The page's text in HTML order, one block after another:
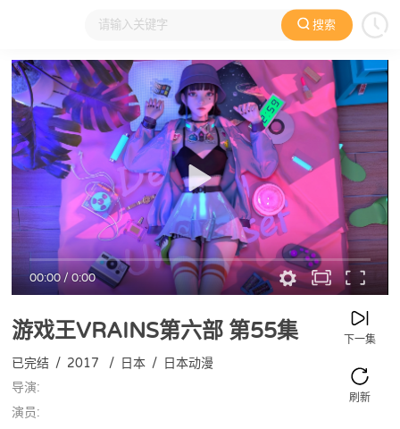
搜索
大家在看 日本动漫 国产动漫 欧美动漫 动漫电影
00:00/0:00
游戏王VRAINS第六部 第55集 下一集
刷新
已完结 / 2017 / 日本 / 日本动漫
导演:
演员: